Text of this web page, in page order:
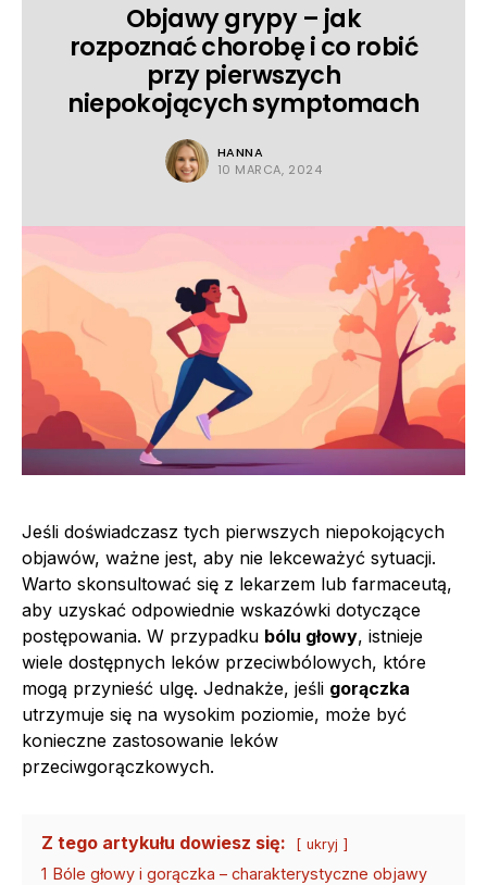
Objawy grypy – jak
rozpoznać chorobę i co robić
przy pierwszych
niepokojących symptomach
HANNA
10 MARCA, 2024
Jeśli doświadczasz tych pierwszych niepokojących
objawów, ważne jest, aby nie lekceważyć sytuacji.
Warto skonsultować się z lekarzem lub farmaceutą,
aby uzyskać odpowiednie wskazówki dotyczące
postępowania. W przypadku bólu głowy, istnieje
wiele dostępnych leków przeciwbólowych, które
mogą przynieść ulgę. Jednakże, jeśli gorączka
utrzymuje się na wysokim poziomie, może być
konieczne zastosowanie leków
przeciwgorączkowych.
Z tego artykułu dowiesz się: ukryj
1 Bóle głowy i gorączka – charakterystyczne objawy